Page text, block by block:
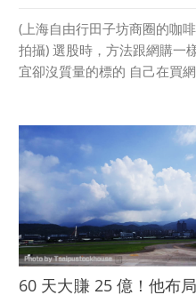
(上海自由行田子坊商圈的咖
拍攝) 選股時，方法跟網購一
宜卻沒質量的標的 自己在買
閱讀更多 »
60 天大賺 25 億！他布